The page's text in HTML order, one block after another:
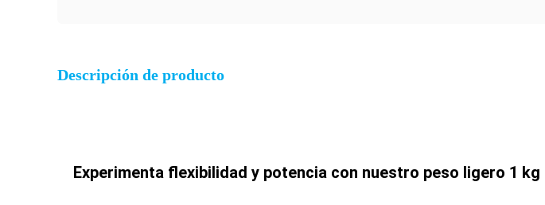
Descripción de producto
Experimenta flexibilidad y potencia con nuestro peso ligero 1 kg